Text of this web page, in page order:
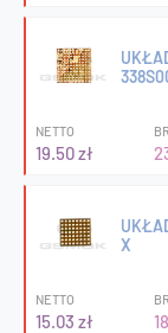
NETTO
19.50 zł
X
NETTO
15.03 zł